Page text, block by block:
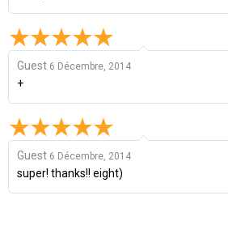
Guest 6 Décembre, 2014
+
Guest 6 Décembre, 2014
super! thanks!! eight)